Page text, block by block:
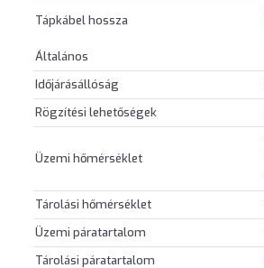
Tápkábel hossza
Általános
Időjárásállóság
Rögzítési lehetőségek
Üzemi hőmérséklet
Tárolási hőmérséklet
Üzemi páratartalom
Tárolási páratartalom